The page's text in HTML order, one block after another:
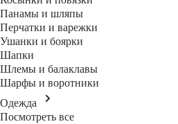
Панамы и шляпы
Перчатки и варежки
Ушанки и боярки
Шапки
Шлемы и балаклавы
Шарфы и воротники
Одежда
Посмотреть все